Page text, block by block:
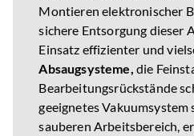
Montieren elektronischer
sichere Entsorgung dieser
Einsatz effizienter und
Absaugsysteme, die
Bearbeitungsrückstände
geeignetes Vakuumsystem
sauberen Arbeitsbereich,